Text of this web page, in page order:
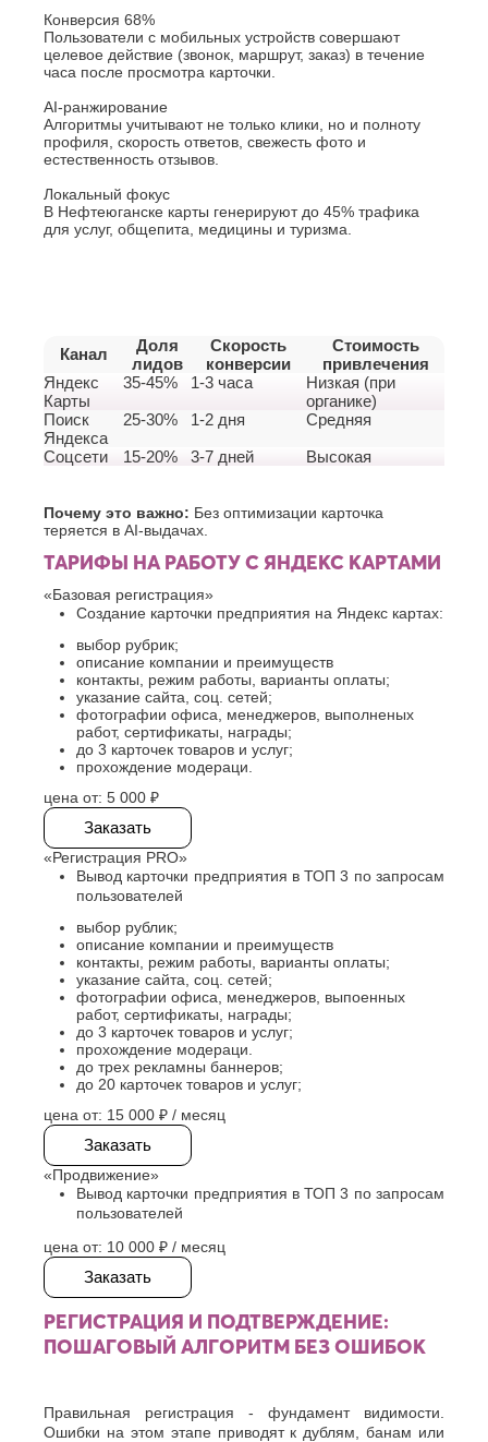
Е
Евпатория
Екатеринбург
Ессентуки
Ж
З
Златоуст
Йошкар-
Ола
К
Казань
Калуга
Каменск-
Уральский
Камышин
Каспийск
Кемерово
Керчь
Киров
Кисловодск
Ковров
Коломна
Копейск
Кострома
Красногорск
Краснодар
Курган
Курск
Липецк
Люберцы
Магнитогорск
Майкоп
Махачкала
Миасс
Москва
Мурманск
Муром
Мытищи
Челны
Нальчик
Невинномысск
Рязань
С
Самара
Санкт-
Петербург
Саранск
Сарапул
Саратов
Севастополь
Сочи
Ставрополь
Старый
Оскол
Стерлитамак
Судак
Сызрань
Сыктывкар
Т
Таганрог
Тамбов
Тверь
Тольятти
Тула
Тюмень
Ульяновск
Феодосия
Х
Хасавюрт
Химки
Ч
Чебоксары
Челябинск
Череповец
Черкесск
Э
Электросталь
Энгельс
Я
Ялта
Конверсия 68%
Пользователи с мобильных устройств совершают
целевое действие (звонок, маршрут, заказ) в течение
часа после просмотра карточки.
AI-ранжирование
Алгоритмы учитывают не только клики, но и полноту
профиля, скорость ответов, свежесть фото и
естественность отзывов.
Локальный фокус
В Нефтеюганске карты генерируют до 45% трафика
для услуг, общепита, медицины и туризма.
Канал
Доля
лидов
Скорость
конверсии
Стоимость
привлечения
Яндекс
Карты
35-45% 1-3 часа
Низкая (при
органике)
Поиск
Яндекса
25-30% 1-2 дня
Средняя
Соцсети
15-20% 3-7 дней Высокая
Почему это важно: Без оптимизации карточка
теряется в AI-выдачах.
ТАРИФЫ НА РАБОТУ С ЯНДЕКС КАРТАМИ
«Базовая регистрация»
Создание карточки предприятия на Яндекс картах:
выбор рубрик;
описание компании и преимуществ
контакты, режим работы, варианты оплаты;
указание сайта, соц. сетей;
фотографии офиса, менеджеров, выполненых
работ, сертификаты, награды;
до 3 карточек товаров и услуг;
прохождение модераци.
цена от: 5 000 ₽
Заказать
«Регистрация PRO»
Вывод карточки предприятия в ТОП 3 по запросам
пользователей
выбор рублик;
описание компании и преимуществ
контакты, режим работы, варианты оплаты;
указание сайта, соц. сетей;
фотографии офиса, менеджеров, выпоенных
работ, сертификаты, награды;
до 3 карточек товаров и услуг;
прохождение модераци.
до трех рекламны баннеров;
до 20 карточек товаров и услуг;
цена от: 15 000 ₽ / месяц
Заказать
«Продвижение»
Вывод карточки предприятия в ТОП 3 по запросам
пользователей
цена от: 10 000 ₽ / месяц
Заказать
РЕГИСТРАЦИЯ И ПОДТВЕРЖДЕНИЕ:
ПОШАГОВЫЙ АЛГОРИТМ БЕЗ ОШИБОК
Правильная регистрация - фундамент видимости.
Ошибки на этом этапе приводят к дублям, банам или